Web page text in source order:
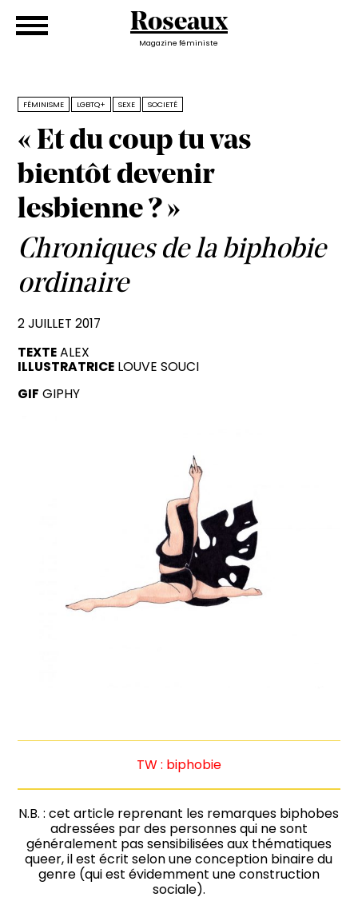
Roseaux
Magazine féministe
FÉMINISME LGBTQ+ SEXE SOCIETÉ
« Et du coup tu vas
bientôt devenir
lesbienne ? »
Chroniques de la biphobie
ordinaire
2 JUILLET 2017
TEXTE ALEX
ILLUSTRATRICE LOUVE SOUCI
GIF GIPHY
TW : biphobie
N.B. : cet article reprenant les remarques biphobes
adressées par des personnes qui ne sont
généralement pas sensibilisées aux thématiques
queer, il est écrit selon une conception binaire du
genre (qui est évidemment une construction
sociale).